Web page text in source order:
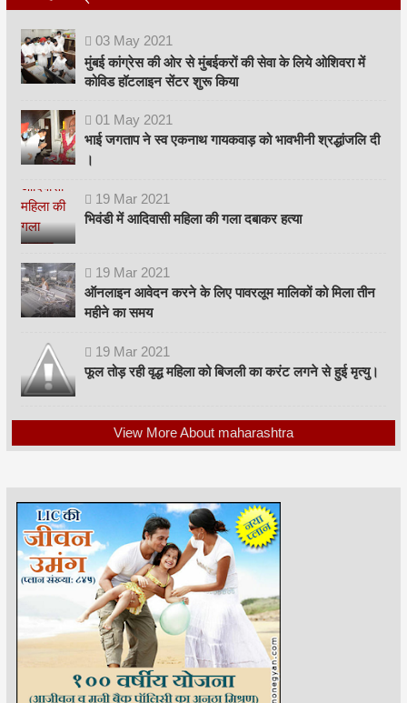
03 May 2021
मुंबई कांग्रेस की ओर से मुंबईकरों की सेवा के लिये ओशिवरा में
कोविड हॉटलाइन सेंटर शुरू किया
01 May 2021
भाई जगताप ने स्व एकनाथ गायकवाड़ को भावभीनी श्रद्धांजलि दी
।
19 Mar 2021
भिवंडी में आदिवासी महिला की गला दबाकर हत्या
19 Mar 2021
ऑनलाइन आवेदन करने के लिए पावरलूम मालिकों को मिला तीन
महीने का समय
19 Mar 2021
फूल तोड़ रही वृद्ध महिला को बिजली का करंट लगने से हुई मृत्यु।
View More About maharashtra